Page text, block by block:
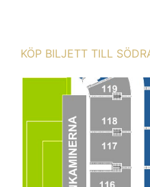
KÖP BILJETT TILL